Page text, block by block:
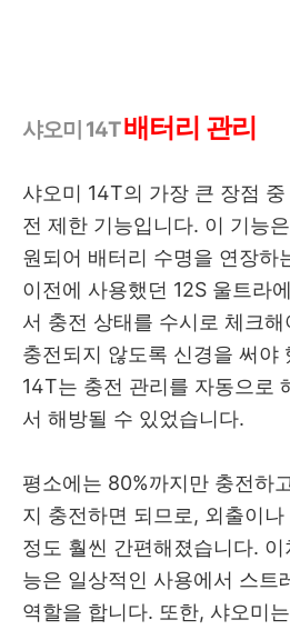
샤오미 14T배터리 관리
샤오미 14T의 가장 큰 장점
전 제한 기능입니다. 이 기능
원되어 배터리 수명을 연장하
이전에 사용했던 12S 울트라
서 충전 상태를 수시로 체크
충전되지 않도록 신경을 써야
14T는 충전 관리를 자동으로
서 해방될 수 있었습니다.
평소에는 80%까지만 충전하
지 충전하면 되므로, 외출이
정도 훨씬 간편해졌습니다.
능은 일상적인 사용에서 스트
역할을 합니다. 또한, 샤오미